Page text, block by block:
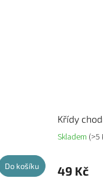
Do košíku
Křídy
Skladem (>5
49 Kč